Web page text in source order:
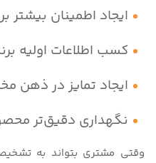
ایجاد اطمینان بیشتر
کسب اطلاعات اولیه
ایجاد تمایز در ذهن
نگهداری دقیق‌تر
وقتی مشتری بتواند به